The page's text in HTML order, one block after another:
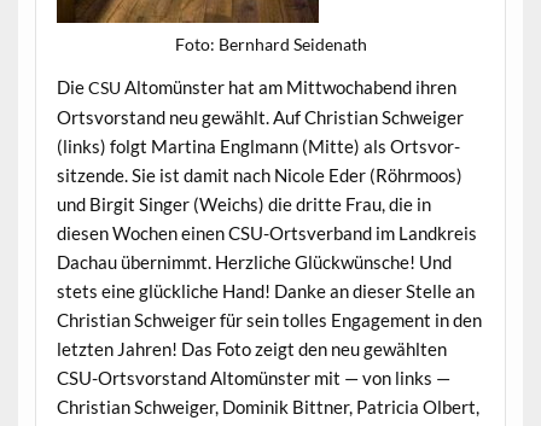
Foto: Bern­hard Seidenath
DieCSUAltomün­ster hat am Mittwochabend ihren
Ortsvor­stand neu gewählt. Auf Chris­t­ian Schweiger
(links) fol­gt Mar­ti­na Englmann (Mitte) als Ortsvor­
sitzende. Sie ist damit nach Nicole Eder (Röhrmoos)
und Bir­git Singer (Weichs) die dritte Frau, die in
diesen Wochen einen CSU-Ortsver­band im Land­kreis
Dachau übern­immt. Her­zliche Glück­wün­sche! Und
stets eine glück­liche Hand! Danke an dieser Stelle an
Chris­t­ian Schweiger für sein tolles Engage­ment in den
let­zten Jahren! Das Foto zeigt den neu gewählten
CSU-Ortsvor­stand Altomün­ster mit — von links —
Chris­t­ian Schweiger, Dominik Bit­tner, Patri­cia Olbert,